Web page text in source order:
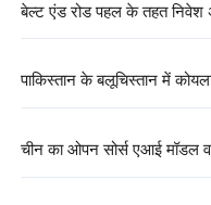
बेल्ट एंड रोड पहल के तहत निवेश
पाकिस्तान के बलूचिस्तान में
चीन का ओपन सोर्स एआई मॉडल